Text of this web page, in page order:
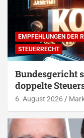
EMPFEHLUNGEN DER
STEUERRECHT
Bundesgericht
doppelte
6. August 2026